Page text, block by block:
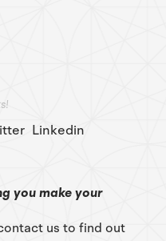
Linkedin
you make your
us to find out